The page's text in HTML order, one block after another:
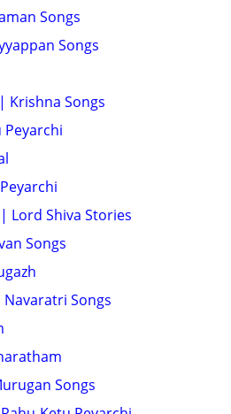
Songs
Songs
Songs
Peyarchi
Shiva Stories
Songs
Navaratri Songs
Songs